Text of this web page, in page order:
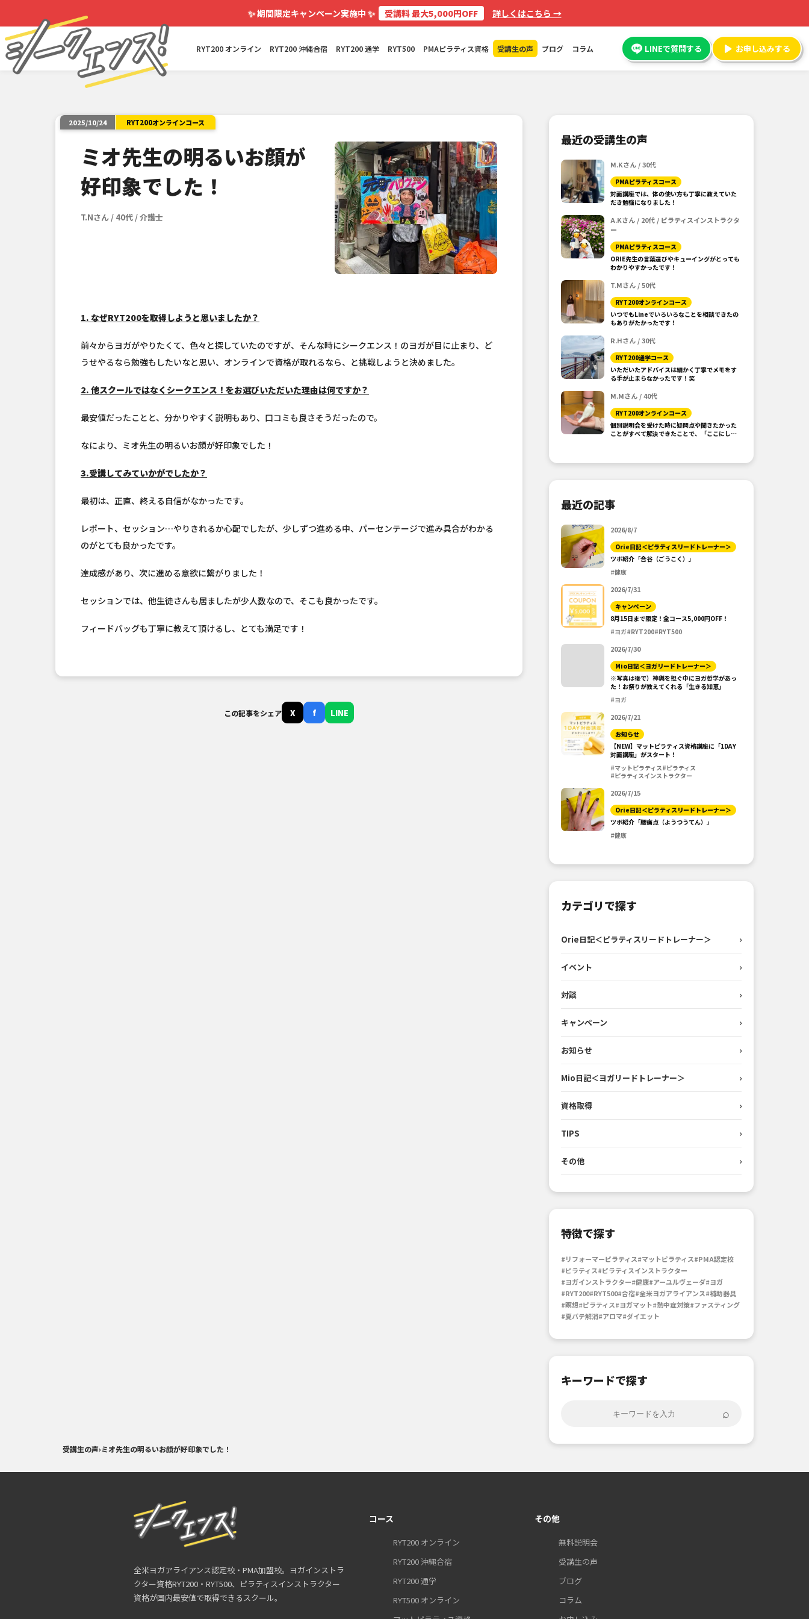
✨期間限定キャンペーン実施中 ✨ 受講料 最大5,000円OFF 詳しくはこちら →
RYT200 オンライン RYT200 沖縄合宿 RYT200 通学 RYT500 PMAピラティス資格 受講生の声 ブログ コラム LINEで質問する お申し込みする
2025/10/24 RYT200オンラインコース
ミオ先生の明るいお顔が
好印象でした！
T.Nさん / 40代 / 介護士
1. なぜRYT200を取得しようと思いましたか？
前々からヨガがやりたくて、色々と探していたのですが、そんな時にシークエンス！のヨガが目に止まり、ど
うせやるなら勉強もしたいなと思い、オンラインで資格が取れるなら、と挑戦しようと決めました。
2. 他スクールではなくシークエンス！をお選びいただいた理由は何ですか？
最安値だったことと、分かりやすく説明もあり、口コミも良さそうだったので。
なにより、ミオ先生の明るいお顔が好印象でした！
3.受講してみていかがでしたか？
最初は、正直、終える自信がなかったです。
レポート、セッション…やりきれるか心配でしたが、少しずつ進める中、パーセンテージで進み具合がわかる
のがとても良かったです。
達成感があり、次に進める意欲に繋がりました！
セッションでは、他生徒さんも居ましたが少人数なので、そこも良かったです。
フィードバッグも丁寧に教えて頂けるし、とても満足です！
この記事をシェア X f LINE
最近の受講生の声
M.Kさん / 30代
PMAピラティスコース
対面講座では、体の使い方も丁寧に教えていた
だき勉強になりました！
A.Kさん / 20代 / ピラティスインストラクタ
ー
PMAピラティスコース
ORIE先生の言葉選びやキューイングがとっても
わかりやすかったです！
T.Mさん / 50代
RYT200オンラインコース
いつでもLineでいろいろなことを相談できたの
もありがたかったです！
R.Hさん / 30代
RYT200通学コース
いただいたアドバイスは細かく丁寧でメモをす
る手が止まらなかったです！笑
M.Mさん / 40代
RYT200オンラインコース
個別説明会を受けた時に疑問点や聞きたかった
ことがすべて解決できたことで、「ここにしよ
最近の記事
2026/8/7
Orie日記＜ピラティスリードトレーナー＞
ツボ紹介「合谷（ごうこく）」
#健康
2026/7/31
キャンペーン
8月15日まで限定！全コース5,000円OFF！
#ヨガ#RYT200#RYT500
2026/7/30
Mio日記＜ヨガリードトレーナー＞
※写真は後で）神輿を担ぐ中にヨガ哲学があっ
た！お祭りが教えてくれる「生きる知恵」
#ヨガ
2026/7/21
お知らせ
【NEW】マットピラティス資格講座に「1DAY
対面講座」がスタート！
#マットピラティス#ピラティス
#ピラティスインストラクター
2026/7/15
Orie日記＜ピラティスリードトレーナー＞
ツボ紹介「腰痛点（ようつうてん）」
#健康
カテゴリで探す
Orie日記＜ピラティスリードトレーナー＞ ›
イベント ›
対談 ›
キャンペーン ›
お知らせ ›
Mio日記＜ヨガリードトレーナー＞ ›
資格取得 ›
TIPS ›
その他 ›
特徴で探す
#リフォーマーピラティス#マットピラティス#PMA認定校
#ピラティス#ピラティスインストラクター
#ヨガインストラクター#健康#アーユルヴェーダ#ヨガ
#RYT200#RYT500#合宿#全米ヨガアライアンス#補助器具
#瞑想#ピラティス#ヨガマット#熱中症対策#ファスティング
#夏バテ解消#アロマ#ダイエット
キーワードで探す
⌕
受講生の声›ミオ先生の明るいお顔が好印象でした！
全米ヨガアライアンス認定校・PMA加盟校。ヨガインストラ
クター資格RYT200・RYT500、ピラティスインストラクター
資格が国内最安値で取得できるスクール。
コース
RYT200 オンライン
RYT200 沖縄合宿
RYT200 通学
RYT500 オンライン
その他
無料説明会
受講生の声
ブログ
コラム